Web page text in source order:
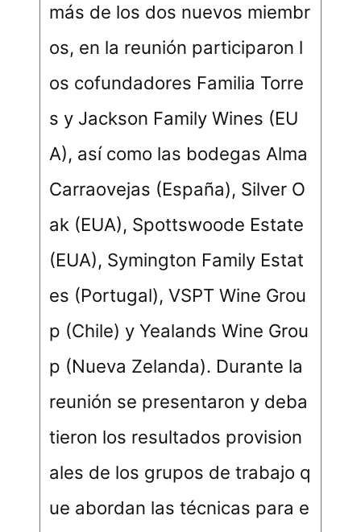
más de los dos nuevos miembr
os, en la reunión participaron l
os cofundadores Familia Torre
s y Jackson Family Wines (EU
A), así como las bodegas Alma
Carraovejas (España), Silver O
ak (EUA), Spottswoode Estate
(EUA), Symington Family Estat
es (Portugal), VSPT Wine Grou
p (Chile) y Yealands Wine Grou
p (Nueva Zelanda). Durante la
reunión se presentaron y deba
tieron los resultados provision
ales de los grupos de trabajo q
ue abordan las técnicas para e